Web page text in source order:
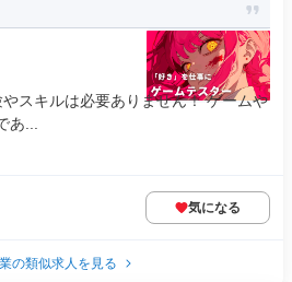
スキルは必要ありません！ ゲームや
...
気になる
の類似求人を見る